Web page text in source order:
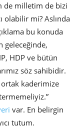
de milletim de bizi
olabilir mi? Aslında
bu konuda
geleceğinde,
HDP ve bütün
söz sahibidir.
kaderimize
var. En belirgin
tutum.